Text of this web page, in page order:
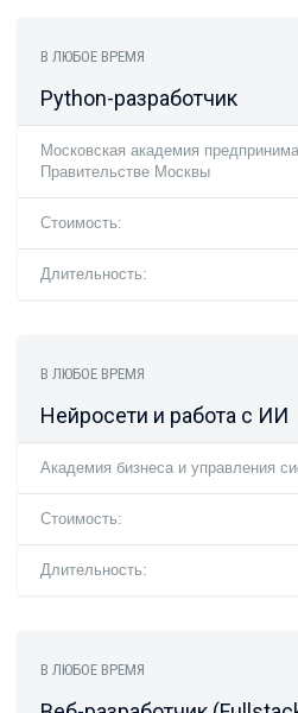
В ЛЮБОЕ ВРЕМЯ
Python-разработчик
Московская академия
Правительстве Москвы
Стоимость:
Длительность:
В ЛЮБОЕ ВРЕМЯ
Нейросети и работа с ИИ
Академия бизнеса и управления
Стоимость:
Длительность:
В ЛЮБОЕ ВРЕМЯ